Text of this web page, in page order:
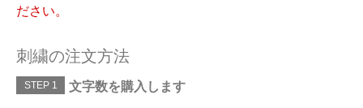
ださい。
刺繍の注文方法
STEP 1 文字数を購入します